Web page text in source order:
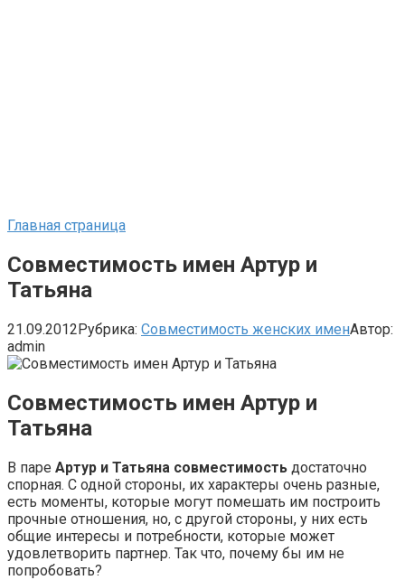
Главная страница
Совместимость имен Артур и
Татьяна
21.09.2012Рубрика: Совместимость женских именАвтор:
admin
Совместимость имен Артур и
Татьяна
В паре Артур и Татьяна совместимость достаточно
спорная. С одной стороны, их характеры очень разные,
есть моменты, которые могут помешать им построить
прочные отношения, но, с другой стороны, у них есть
общие интересы и потребности, которые может
удовлетворить партнер. Так что, почему бы им не
попробовать?